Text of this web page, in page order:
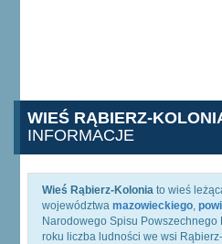
WIEŚ RĄBIERZ-
INFORMACJE
Wieś Rąbierz-Kolonia to wieś
województwa mazowieckiego,
Narodowego Spisu
roku liczba ludności we wsi